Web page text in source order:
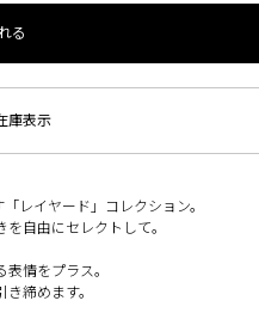
る
庫表示
レイヤード」コレクション。
自由にセレクトして。
情をプラス。
締めます。